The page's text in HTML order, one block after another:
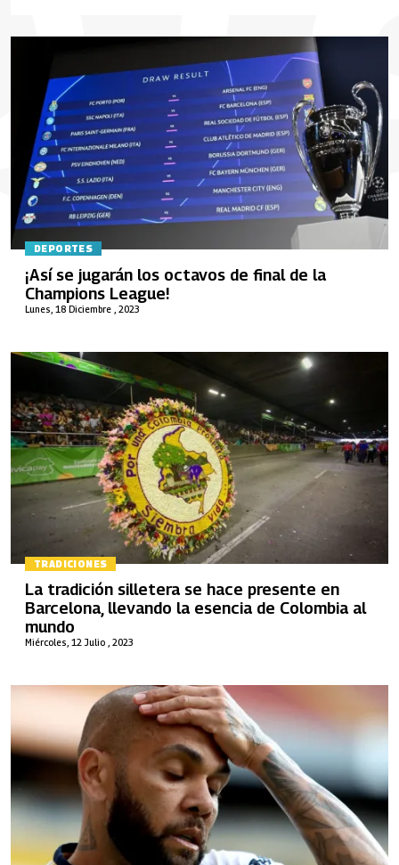
DEPORTES
Lunes, 18 Diciembre , 2023
¡Así se jugarán los octavos de final de la
Champions League!
TRADICIONES
Miércoles, 12 Julio , 2023
La tradición silletera se hace presente en
Barcelona, llevando la esencia de Colombia al
mundo